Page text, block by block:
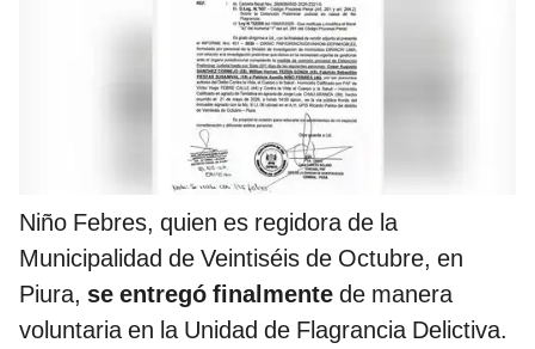
Niño Febres, quien es regidora de la
Municipalidad de Veintiséis de Octubre, en
Piura, se entregó finalmente de manera
voluntaria en la Unidad de Flagrancia Delictiva.